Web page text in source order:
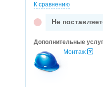
К сравнению
Не
Дополнительные
Монтаж